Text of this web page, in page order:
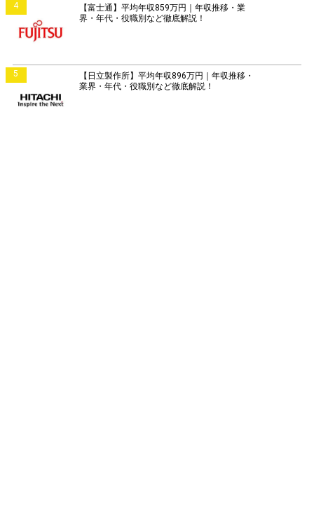
4
【富士通】平均年収859万円｜年収推移・業
界・年代・役職別など徹底解説！
5
【日立製作所】平均年収896万円｜年収推移・
業界・年代・役職別など徹底解説！